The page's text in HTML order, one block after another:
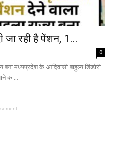
जा रही है पेंशन, 1...
0
मध्यप्रदेश के आदिवासी बाहुल्य डिंडोरी
का...
-